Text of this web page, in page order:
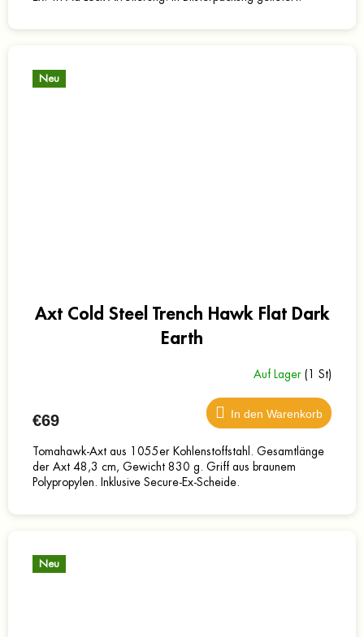
Neu
Axt Cold Steel Trench Hawk Flat Dark
Earth
Auf Lager (1 St)
€69 In den Warenkorb
Tomahawk-Axt aus 1055er Kohlenstoffstahl. Gesamtlänge
der Axt 48,3 cm, Gewicht 830 g. Griff aus braunem
Polypropylen. Inklusive Secure-Ex-Scheide.
Neu